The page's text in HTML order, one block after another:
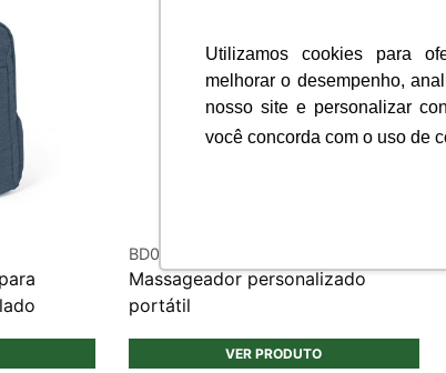
Utilizamos cookies para
melhorar o desempenho,
nosso site e personalizar
você concorda com o uso de
BD054
Massageador personalizado
portátil
VER PRODUTO